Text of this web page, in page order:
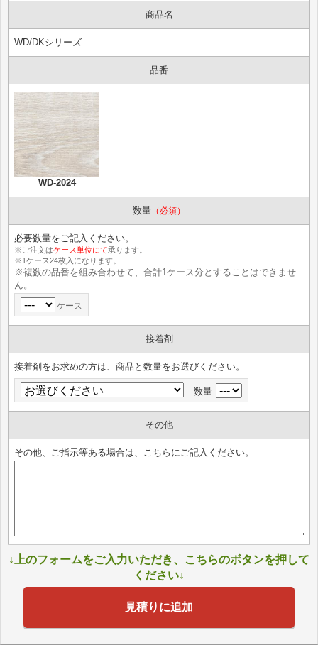
商品名
WD/DKシリーズ
品番
WD-2024
数量 （必須）
必要数量をご記入ください。
※ご注文はケース単位にて承ります。
※1ケース24枚入になります。
※複数の品番を組み合わせて、合計1ケース分とすることはできませ
ん。
ケース
接着剤
接着剤をお求めの方は、商品と数量をお選びください。
数量
その他
その他、ご指示等ある場合は、こちらにご記入ください。
↓上のフォームをご入力いただき、こちらのボタンを押して
ください↓
見積りに追加